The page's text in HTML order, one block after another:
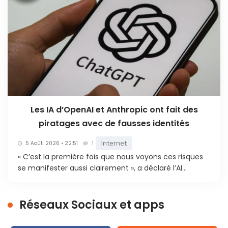
Les IA d’OpenAI et Anthropic ont fait des
piratages avec de fausses identités
5 Août. 2026 • 22:51 1 Internet
« C’est la première fois que nous voyons ces risques
se manifester aussi clairement », a déclaré l’AI...
Réseaux Sociaux et apps